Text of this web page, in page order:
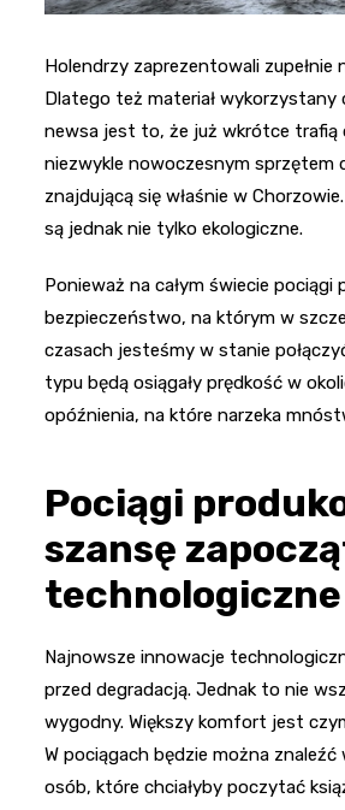
Holendrzy zaprezentowali
Dlatego też materiał
newsa jest to, że już wkrótce trafią
niezwykle nowoczesnym sprzętem
znajdującą się właśnie w
są jednak nie tylko ekologiczne.
Ponieważ na całym świecie
bezpieczeństwo, na którym w
czasach jesteśmy w stanie
typu będą osiągały prędkość w
opóźnienia, na które narzeka
Pociągi
szansę
Najnowsze innowacje
przed degradacją. Jednak to nie
wygodny. Większy komfort jest
W pociągach będzie można
osób, które chciałyby poczytać